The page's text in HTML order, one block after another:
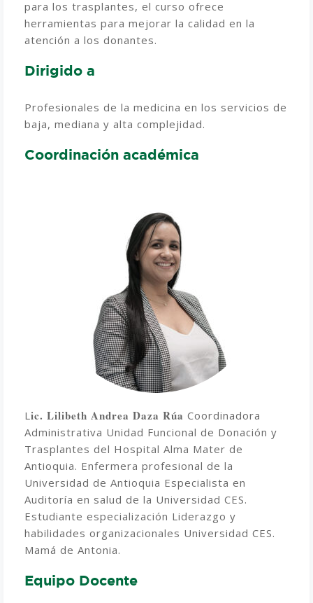
para los trasplantes, el curso ofrece
herramientas para mejorar la calidad en la
atención a los donantes.
Dirigido a
Profesionales de la medicina en los servicios de
baja, mediana y alta complejidad.
Coordinación académica
Lic. Lilibeth Andrea Daza Rúa Coordinadora
Administrativa Unidad Funcional de Donación y
Trasplantes del Hospital Alma Mater de
Antioquia. Enfermera profesional de la
Universidad de Antioquia Especialista en
Auditoría en salud de la Universidad CES.
Estudiante especialización Liderazgo y
habilidades organizacionales Universidad CES.
Mamá de Antonia.
Equipo Docente